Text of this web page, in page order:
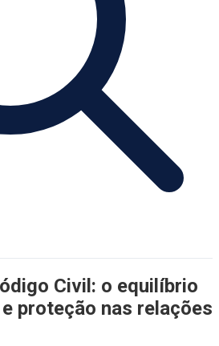
Civil: o equilíbrio
proteção nas relações